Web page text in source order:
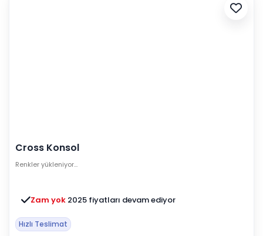
Cross Konsol
Renkler yükleniyor…
Zam yok 2025 fiyatları devam ediyor
Hızlı Teslimat